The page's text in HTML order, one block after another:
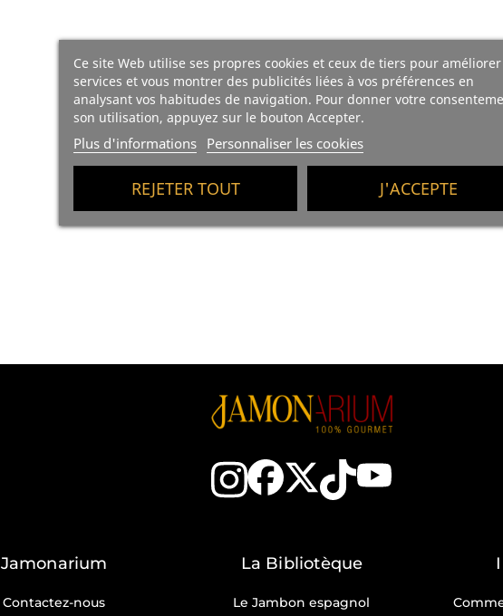
Ce site Web utilise ses propres cookies et ceux de tiers pour
services et vous montrer des publicités liées à vos préférences en
analysant vos habitudes de navigation. Pour donner votre
son utilisation, appuyez sur le bouton Accepter.
Plus d'informations Personnaliser les cookies
REJETER TOUT J'ACCEPTE
Jamonarium
Contactez-nous
La Bibliotèque
Le Jambon espagnol